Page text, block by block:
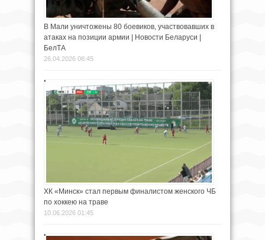
В Мали уничтожены 80 боевиков, участвовавших в
атаках на позиции армии | Новости Беларуси |
БелТА
26.04.2026 06:45
ХК «Минск» стал первым финалистом женского ЧБ
по хоккею на траве
10.06.2026 01:45